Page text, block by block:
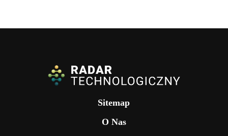
Sitemap
O Nas